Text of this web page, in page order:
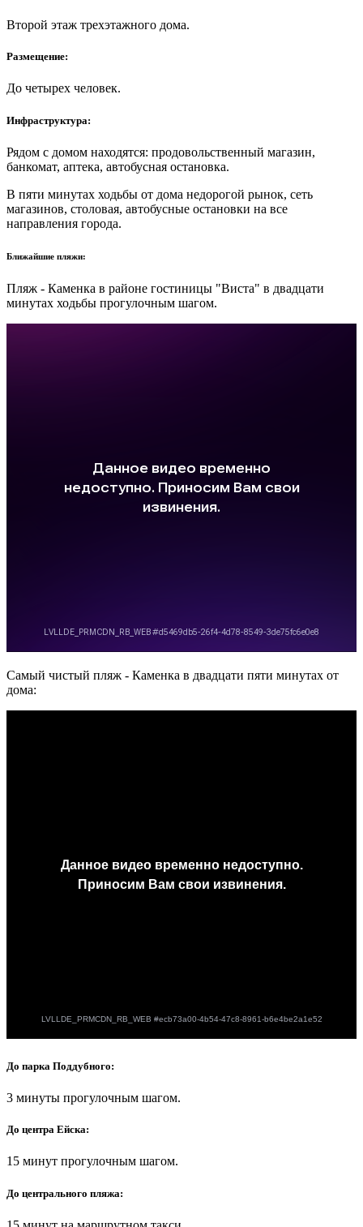
Второй этаж трехэтажного дома.
Размещение:
До четырех человек.
Инфраструктура:
Рядом с домом находятся: продовольственный магазин,
банкомат, аптека, автобусная остановка.
В пяти минутах ходьбы от дома недорогой рынок, сеть
магазинов, столовая, автобусные остановки на все
направления города.
Ближайшие пляжи:
Пляж - Каменка в районе гостиницы "Виста" в двадцати
минутах ходьбы прогулочным шагом.
Самый чистый пляж - Каменка в двадцати пяти минутах от
дома:
До парка Поддубного:
3 минуты прогулочным шагом.
До центра Ейска:
15 минут прогулочным шагом.
До центрального пляжа: